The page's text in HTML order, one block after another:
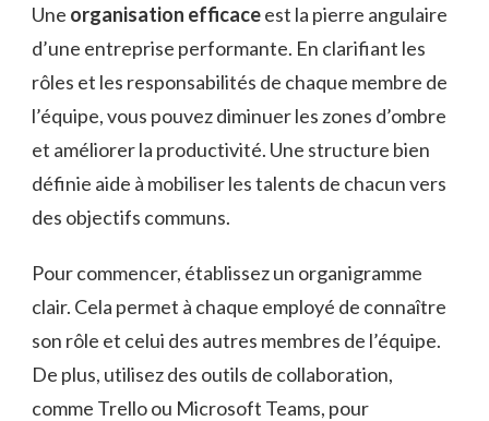
Une organisation efficaceest la pierre angulaire
d’une entreprise performante. En clarifiant les
rôles et les responsabilités de chaque membre de
l’équipe, vous pouvez diminuer les zones d’ombre
et améliorer la productivité. Une structure bien
définie aide à mobiliser les talents de chacun vers
des objectifs communs.
Pour commencer, établissez un organigramme
clair. Cela permet à chaque employé de connaître
son rôle et celui des autres membres de l’équipe.
De plus, utilisez des outils de collaboration,
comme Trello ou Microsoft Teams, pour